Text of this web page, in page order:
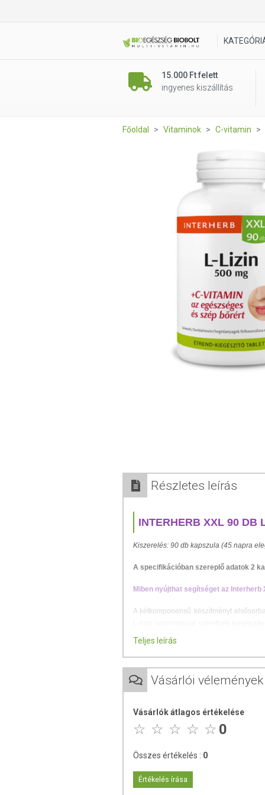
15.000 Ft felett
ingyenes kiszállítás
Főoldal Vitaminok C-vitamin
Részletes leírás
INTERHERB XXL 90 DB
Kiszerelés: 90 db kapszula (45 napra
A specifikációban szereplő adatok 2
Miben nyújthat segítséget az Interherb
A kétkomponensű készítményt
vitamin plusz bevitele lehet indokolt.
AzL-lizinegy esszenciális
hozzá.
AC-vitamin
Javasolt fogyasztás:
napi 2x1
ÖSSZETEVŐK
Teljes leírás
Vásárlói vélemények
Vásárlók átlagos értékelése
0
Összes értékelés : 0
Értékelés írása